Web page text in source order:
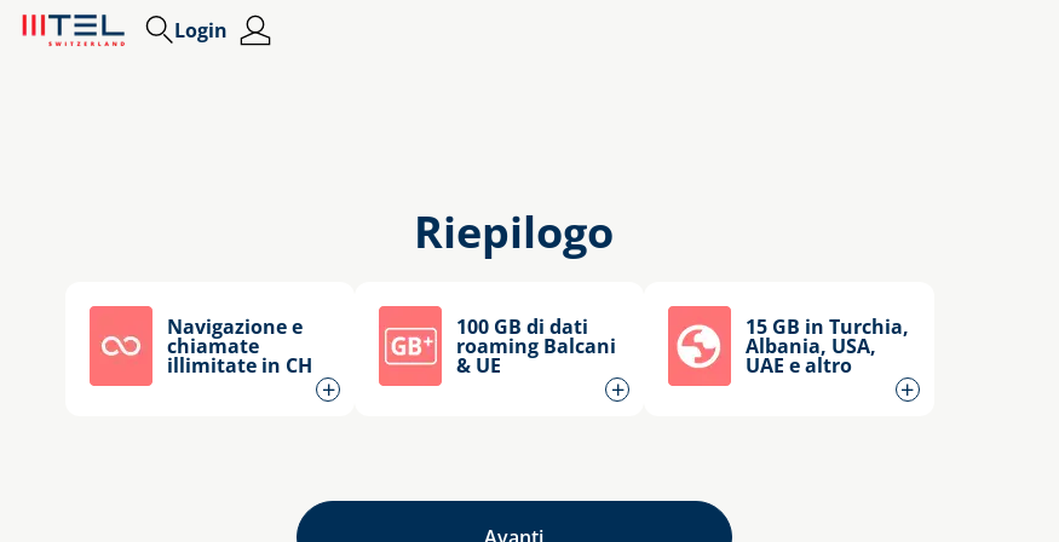
Login
Riepilogo
Navigazione e
chiamate
illimitate in CH
+
100 GB di dati
roaming Balcani
& UE
+
15 GB in Turchia,
Albania, USA,
UAE e altro
+